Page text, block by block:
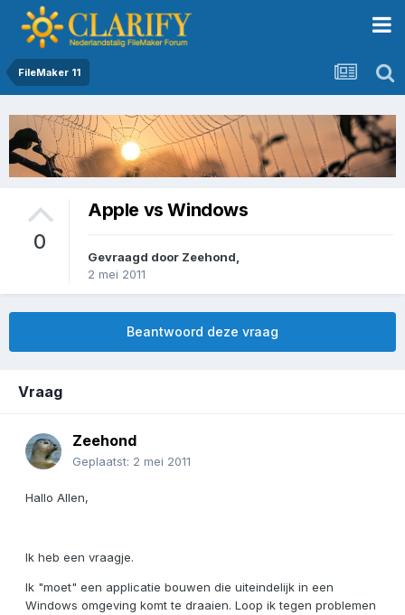
FileMaker 11
0
Apple vs Windows
Gevraagd door Zeehond
2 mei 2011
Beantwoord deze vraag
Vraag
Zeehond
Geplaatst: 2 mei 2011
Hallo Allen,
Ik heb een vraagje.
Ik "moet" een applicatie bouwen die uiteindelijk in een
Windows omgeving komt te draaien. Loop ik tegen problemen